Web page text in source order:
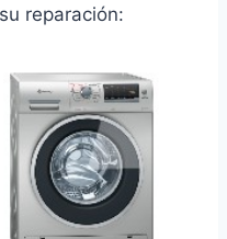
reparación: